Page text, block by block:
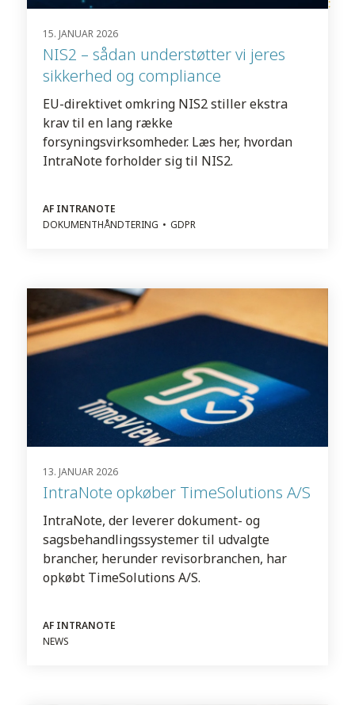
15. JANUAR 2026
NIS2 – sådan understøtter vi jeres
sikkerhed og compliance
EU-direktivet omkring NIS2 stiller ekstra
krav til en lang række
forsyningsvirksomheder. Læs her, hvordan
IntraNote forholder sig til NIS2.
AF INTRANOTE
DOKUMENTHÅNDTERING
GDPR
13. JANUAR 2026
IntraNote opkøber TimeSolutions A/S
IntraNote, der leverer dokument- og
sagsbehandlingssystemer til udvalgte
brancher, herunder revisorbranchen, har
opkøbt TimeSolutions A/S.
AF INTRANOTE
NEWS